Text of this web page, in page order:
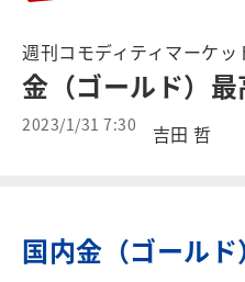
週刊コモディティマーケッ
金（ゴールド）
2023/1/31 7:30 吉田 哲
国内金（ゴール